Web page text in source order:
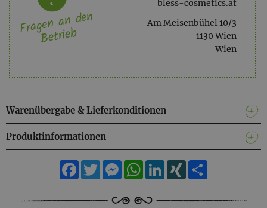
bless-cosmetics.at
Am Meisenbühel 10/3
1130 Wien
Wien
Fragen an den
Betrieb
Warenübergabe & Lieferkonditionen
Produktinformationen
Facebook
TwitterMessengerWhatsApp
LinkedIn
XING